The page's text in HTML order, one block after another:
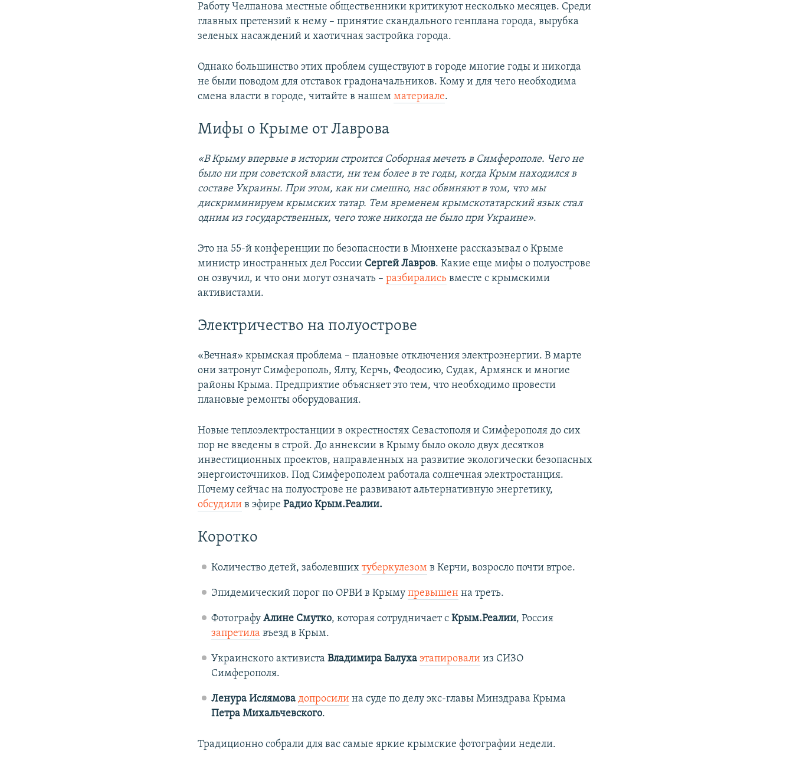
Работу Челпанова местные общественники критикуют несколько месяцев. Среди
главных претензий к нему – принятие скандального генплана города, вырубка
зеленых насаждений и хаотичная застройка города.
Однако большинство этих проблем существуют в городе многие годы и никогда
не были поводом для отставок градоначальников. Кому и для чего необходима
смена власти в городе, читайте в нашемматериале.
Мифы о Крыме от Лаврова
«В Крыму впервые в истории строится Соборная мечеть в Симферополе. Чего не
было ни при советской власти, ни тем более в те годы, когда Крым находился в
составе Украины. При этом, как ни смешно, нас обвиняют в том, что мы
дискриминируем крымских татар. Тем временем крымскотатарский язык стал
одним из государственных, чего тоже никогда не было при Украине».
Это на 55-й конференции по безопасности в Мюнхене рассказывал о Крыме
министр иностранных дел России Сергей Лавров. Какие еще мифы о полуострове
он озвучил, и что они могут означать –разбирались вместе с крымскими
активистами.
Электричество на полуострове
«Вечная» крымская проблема – плановые отключения электроэнергии. В марте
они затронут Симферополь, Ялту, Керчь, Феодосию, Судак, Армянск и многие
районы Крыма. Предприятие объясняет это тем, что необходимо провести
плановые ремонты оборудования.
Новые теплоэлектростанции в окрестностях Севастополя и Симферополя до сих
пор не введены в строй. До аннексии в Крыму было около двух десятков
инвестиционных проектов, направленных на развитие экологически безопасных
энергоисточников. Под Симферополем работала солнечная электростанция.
Почему сейчас на полуострове не развивают альтернативную энергетику,
обсудили в эфиреРадио Крым.Реалии.
Коротко
Количество детей, заболевших туберкулезомв Керчи, возросло почти втрое.
Эпидемический порог по ОРВИ в Крыму превышенна треть.
Фотографу Алине Смутко, которая сотрудничает сКрым.Реалии, Россия
запретила въезд в Крым.
Украинского активиста Владимира Балуха этапировалииз СИЗО
Симферополя.
Ленура Ислямова допросилина суде по делу экс-главы Минздрава Крыма
Петра Михальчевского.
Традиционно собрали для вас самые яркие крымские фотографии недели.